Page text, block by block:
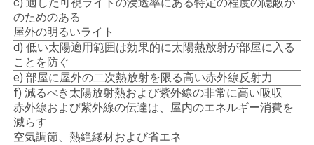
c) 適した可視ライトの浸透率にある特定の程度の隠蔽が
のためのある
屋外の明るいライト
d) 低い太陽適用範囲は効果的に太陽熱放射が部屋に入る
ことを防ぐ
e) 部屋に屋外の二次熱放射を限る高い赤外線反射力
f) 減るべき太陽放射熱および紫外線の非常に高い吸収
赤外線および紫外線の伝達は、屋内のエネルギー消費を
減らす
空気調節、熱絶縁材および省エネ